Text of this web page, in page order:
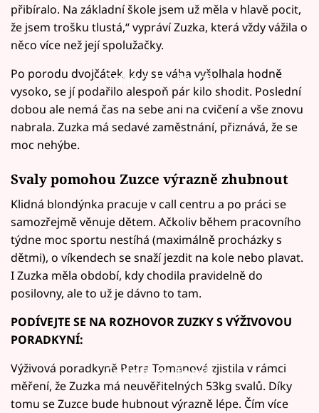
přibíralo. Na základní škole jsem už měla v hlavě pocit,
že jsem trošku tlustá,“ vypráví Zuzka, která vždy vážila o
něco více než její spolužačky.
Failed to fetch
Po porodu dvojčátek, kdy se váha vyšplhala hodně
vysoko, se jí podařilo alespoň pár kilo shodit. Poslední
dobou ale nemá čas na sebe ani na cvičení a vše znovu
nabrala. Zuzka má sedavé zaměstnání, přiznává, že se
moc nehýbe.
Svaly pomohou Zuzce výrazně zhubnout
Klidná blondýnka pracuje v call centru a po práci se
samozřejmě věnuje dětem. Ačkoliv během pracovního
týdne moc sportu nestíhá (maximálně procházky s
dětmi), o víkendech se snaží jezdit na kole nebo plavat.
I Zuzka měla období, kdy chodila pravidelně do
posilovny, ale to už je dávno to tam.
PODÍVEJTE SE NA ROZHOVOR ZUZKY S VÝŽIVOVOU
PORADKYNÍ:
Failed to fetch
Výživová poradkyně Petra Tomanová zjistila v rámci
měření, že Zuzka má neuvěřitelných 53kg svalů. Díky
tomu se Zuzce bude hubnout výrazně lépe. Čím více